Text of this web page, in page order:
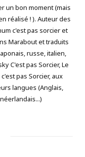
un bon moment (mais
réalisé ! ). Auteur des
c'est pas sorcier et
Marabout et traduits
russe, italien,
C'est pas Sorcier, Le
pas Sorcier, aux
langues (Anglais,